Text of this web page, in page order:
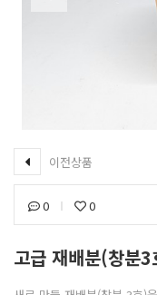
이전상품
0 0
고급 재배분(창분3